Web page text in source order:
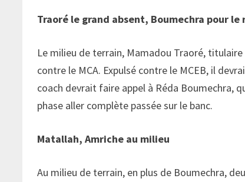
Traoré le grand absent, Boumechra pour le
Le milieu de terrain, Mamadou Traoré,
contre le MCA. Expulsé contre le MCEB, il
coach devrait faire appel à Réda Boumechra,
phase aller complète passée sur le banc.
Matallah, Amriche au milieu
Au milieu de terrain, en plus de Boumechra,